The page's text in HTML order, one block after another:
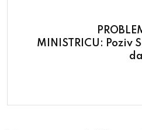
MINISTRICU: Poziv